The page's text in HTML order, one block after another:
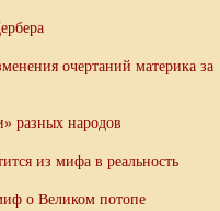
очертаний материка за
разных народов
из мифа в реальность
о Великом потопе